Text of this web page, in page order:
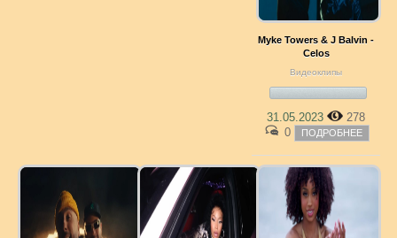
Myke Towers & J Balvin -
Celos
Видеоклипы
31.05.2023
278
0
ПОДРОБНЕЕ